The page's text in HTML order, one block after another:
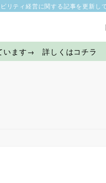
ティ経営に関する記事を更新して
います→ 詳しくはコチラ